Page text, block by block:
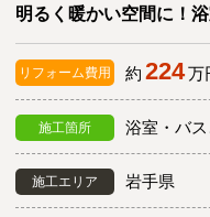
明るく暖かい空間に！
リフォーム費用 約 224万
施工箇所 浴室・バ
施工エリア 岩手県